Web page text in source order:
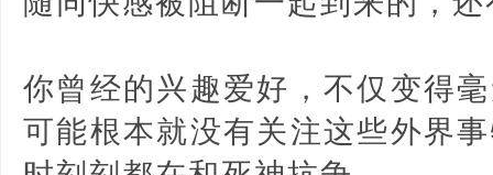
你曾经的兴趣爱好，不仅变得
可能根本就没有关注这些外界